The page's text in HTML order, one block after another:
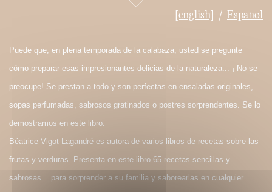
[english] Español
Puede que, en plena temporada de la calabaza, usted se pregunte
cómo preparar esas impresionantes delicias de la naturaleza... ¡ No se
preocupe! Se prestan a todo y son perfectas en ensaladas originales,
sopas perfumadas, sabrosos gratinados o postres sorprendentes. Se lo
demostramos en este libro.
Béatrice Vigot-Lagandré es autora de varios libros de recetas sobre las
frutas y verduras. Presenta en este libro 65 recetas sencillas y
sabrosas... para sorprender a su familia y saborearlas en cualquier